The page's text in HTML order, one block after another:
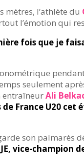
mètres, l’athlète du
l’émotion qui
fois que je
seulement
entraîneurAli
France U20 cet
son palmarès
vice-champion